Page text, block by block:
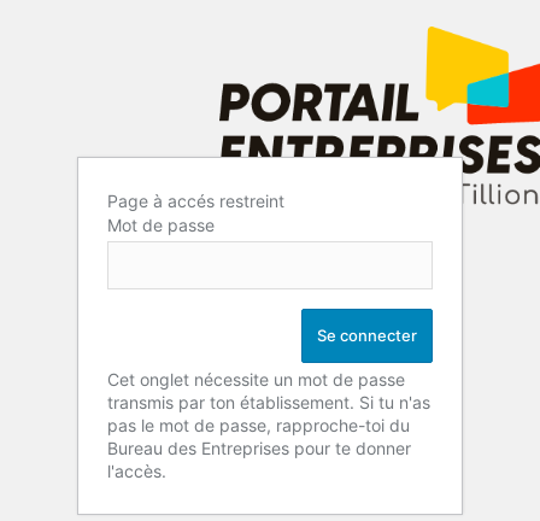
Page à accés restreint
Mot de passe
Cet onglet nécessite un mot de passe
transmis par ton établissement. Si tu n'as
pas le mot de passe, rapproche-toi du
Bureau des Entreprises pour te donner
l'accès.